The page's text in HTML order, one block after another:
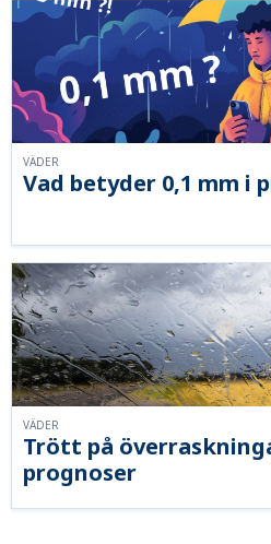
Vad betyder 0,1 mm i
VÄDER
Trött på
prognoser
VÄDER